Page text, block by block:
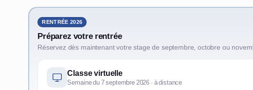
RENTRÉE 2026
Préparez votre rentrée
Réservez dès maintenant votre stage de septembre, octobre ou
Classe virtuelle
Semaine du 7 septembre 2026 · à distance